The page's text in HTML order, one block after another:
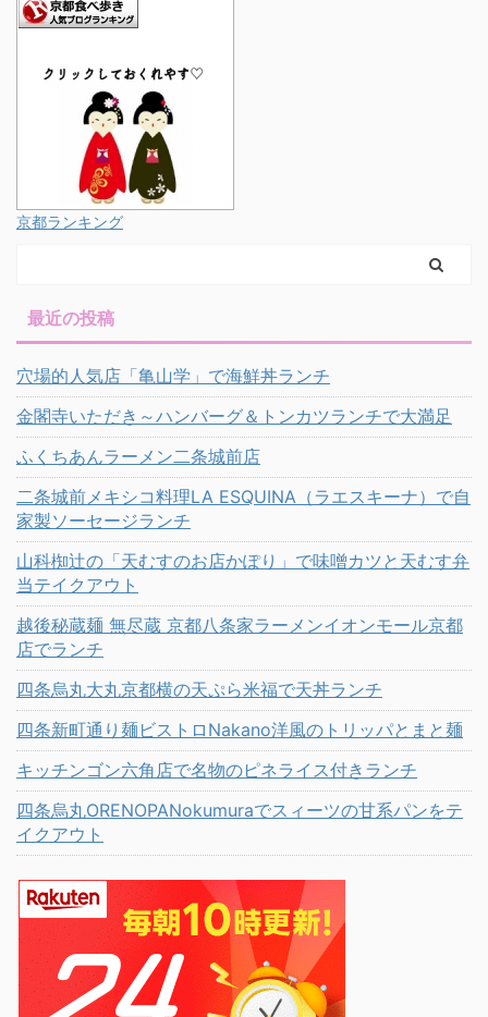
京都ランキング
最近の投稿
穴場的人気店「亀山学」で海鮮丼ランチ
金閣寺いただき～ハンバーグ＆トンカツランチで大満足
ふくちあんラーメン二条城前店
二条城前メキシコ料理LA ESQUINA（ラエスキーナ）で自
家製ソーセージランチ
山科椥辻の「天むすのお店かぽり」で味噌カツと天むす弁
当テイクアウト
越後秘蔵麺 無尽蔵 京都八条家ラーメンイオンモール京都
店でランチ
四条烏丸大丸京都横の天ぷら米福で天丼ランチ
四条新町通り麺ビストロNakano洋風のトリッパとまと麺
キッチンゴン六角店で名物のピネライス付きランチ
四条烏丸ORENOPANokumuraでスィーツの甘系パンをテ
イクアウト